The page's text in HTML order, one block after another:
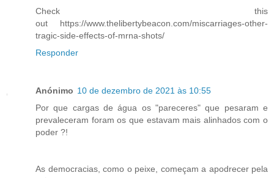
Check this
out https://www.thelibertybeacon.com/miscarriages-other-
tragic-side-effects-of-mrna-shots/
Responder
Anónimo 10 de dezembro de 2021 às 10:55
Por que cargas de água os "pareceres" que pesaram e
prevaleceram foram os que estavam mais alinhados com o
poder ?!
As democracias, como o peixe, começam a apodrecer pela